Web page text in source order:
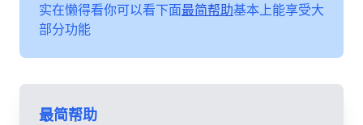
实在懒得看你可以看下面最简帮助基本上能享受大
部分功能
最简帮助